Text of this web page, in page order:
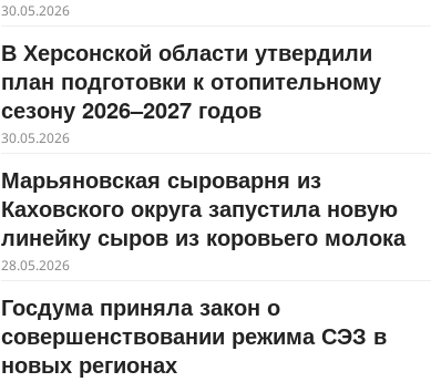
30.05.2026
В Херсонской области утвердили
план подготовки к отопительному
сезону 2026–2027 годов
30.05.2026
Марьяновская сыроварня из
Каховского округа запустила новую
линейку сыров из коровьего молока
28.05.2026
Госдума приняла закон о
совершенствовании режима СЭЗ в
новых регионах